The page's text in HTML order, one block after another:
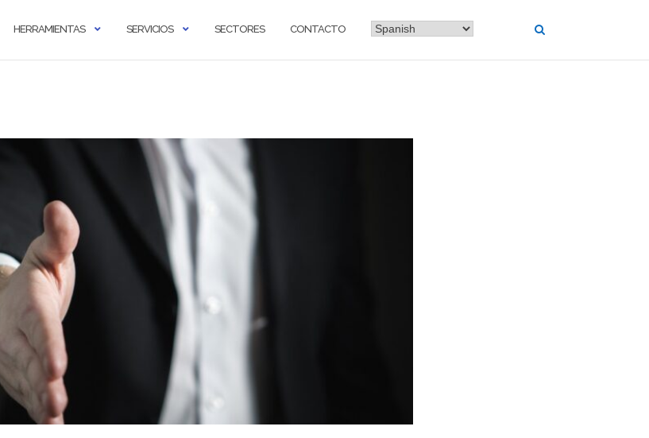
HERRAMIENTAS SERVICIOS SECTORES CONTACTO